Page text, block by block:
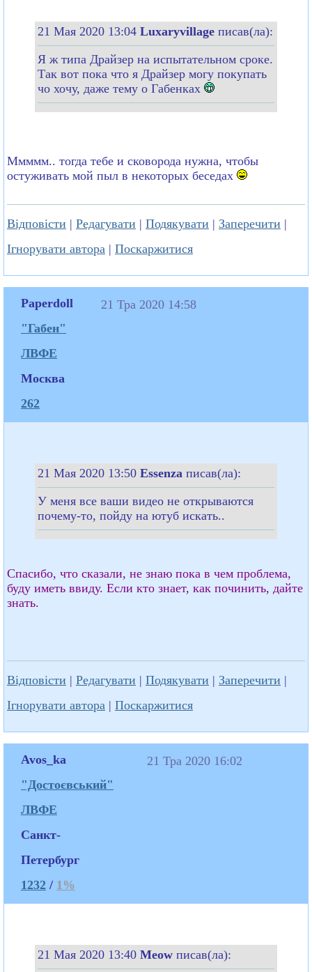
21 Мая 2020 13:04 Luxaryvillage писав(ла):
Я ж типа Драйзер на испытательном сроке.
Так вот пока что я Драйзер могу покупать
чо хочу, даже тему о Габенках
Ммммм.. тогда тебе и сковорода нужна, чтобы
остуживать мой пыл в некоторых беседах
Відповісти | Редагувати | Подякувати | Заперечити |
Ігнорувати автора | Поскаржитися
Paperdoll
"Габен"
ЛВФЕ
Москва
262
21 Тра 2020 14:58
21 Мая 2020 13:50 Essenza писав(ла):
У меня все ваши видео не открываются
почему-то, пойду на ютуб искать..
Спасибо, что сказали, не знаю пока в чем проблема,
буду иметь ввиду. Если кто знает, как починить, дайте
знать.
Відповісти | Редагувати | Подякувати | Заперечити |
Ігнорувати автора | Поскаржитися
Avos_ka
"Достоєвський"
ЛВФЕ
Санкт-
Петербург
1232 / 1%
21 Тра 2020 16:02
21 Мая 2020 13:40 Meow писав(ла):